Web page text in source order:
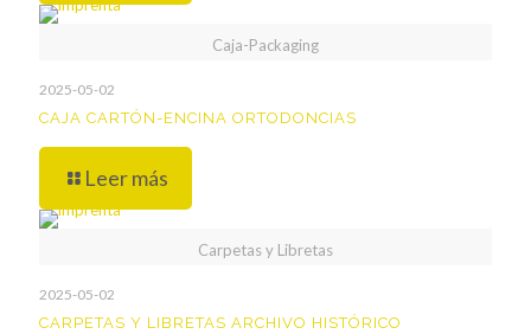
Caja-Packaging
2025-05-02
CAJA CARTÓN-ENCINA ORTODONCIAS
Leer más
Carpetas y Libretas
2025-05-02
CARPETAS Y LIBRETAS ARCHIVO HISTÓRICO